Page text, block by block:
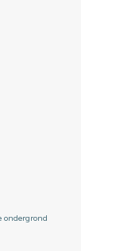
ondergrond